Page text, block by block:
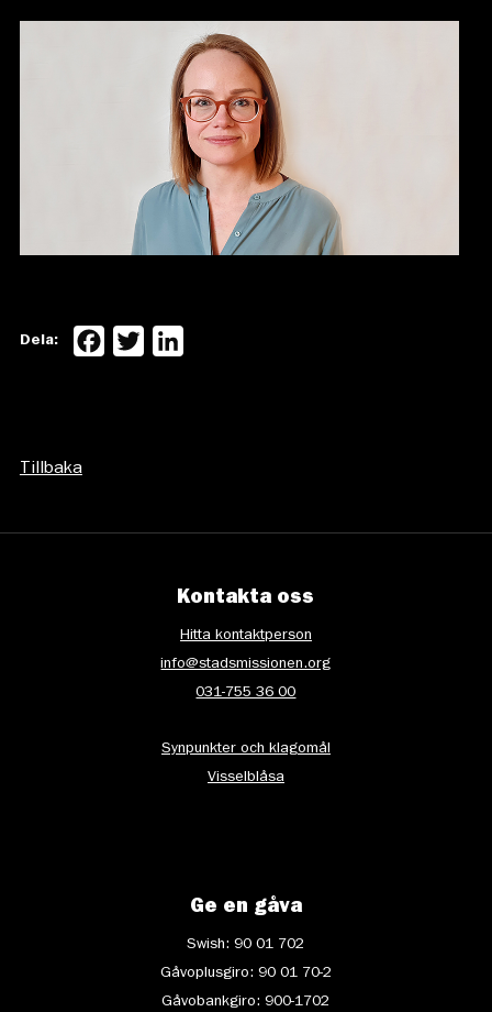
Dela: Facebook
Twitter
Tillbaka
Kontakta oss
Hitta kontaktperson
info@stadsmissionen.org
031-755 36 00
Synpunkter och klagomål
Visselblåsa
Ge en gåva
Swish: 90 01 702
Gåvoplusgiro: 90 01 70-2
Gåvobankgiro: 900-1702